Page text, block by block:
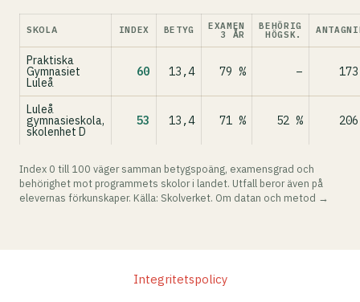
SKOLA INDEX BETYG EXAMEN
3 ÅR
BEHÖRIG
HÖGSK.
Praktiska
Gymnasiet
Luleå
60 13,4 79 % –
Luleå
gymnasieskola,
skolenhet D
53 13,4 71 % 52 %
Index 0 till 100 väger samman betygspoäng, examensgrad och
behörighet mot programmets skolor i landet. Utfall beror även på
elevernas förkunskaper. Källa: Skolverket. Om datan och metod →
Integritetspolicy